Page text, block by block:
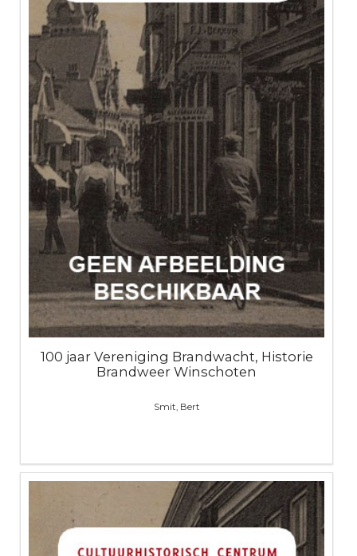
100 jaar Vereniging Brandwacht, Historie
Brandweer Winschoten
Smit, Bert